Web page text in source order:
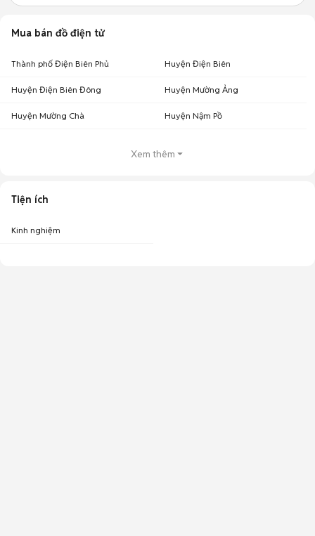
Mua bán đồ điện tử
Thành phố Điện Biên Phủ Huyện Điện Biên
Huyện Điện Biên Đông Huyện Mường Ảng
Huyện Mường Chà Huyện Nậm Pồ
Xem thêm
Tiện ích
Kinh nghiệm